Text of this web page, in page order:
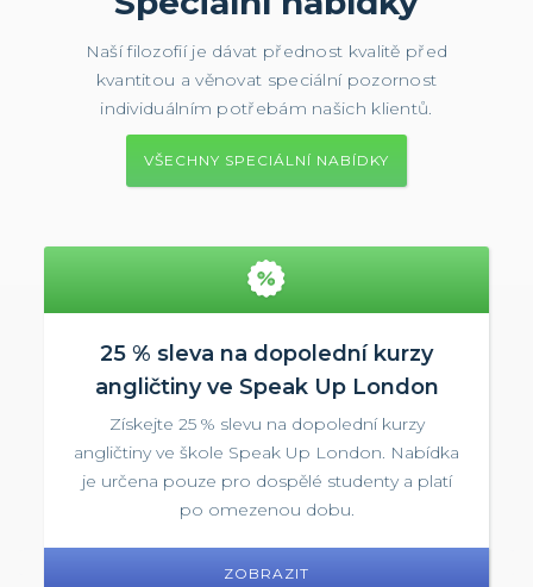
Naší filozofií je dávat přednost kvalitě před
kvantitou a věnovat speciální pozornost
individuálním potřebám našich klientů.
VŠECHNY SPECIÁLNÍ NABÍDKY
25 % sleva na dopolední kurzy
angličtiny ve Speak Up London
Získejte 25 % slevu na dopolední kurzy
angličtiny ve škole Speak Up London. Nabídka
je určena pouze pro dospělé studenty a platí
po omezenou dobu.
ZOBRAZIT